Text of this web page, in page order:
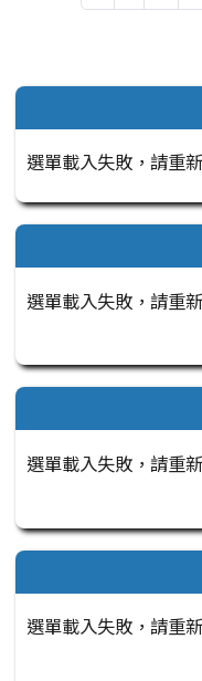
左邊區域內容
選單載入失敗，請重
選單載入失敗，請重
選單載入失敗，請重
選單載入失敗，請重